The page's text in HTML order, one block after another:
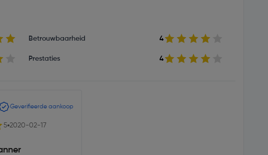
Betrouwbaarheid 4
Prestaties 4
Geverifieerde aankoop
5 2020-02-17